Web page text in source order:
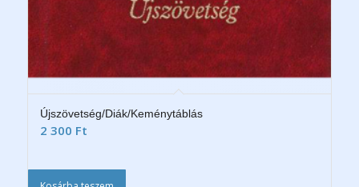
Újszövetség/Diák/Keménytáblás
2 300 Ft